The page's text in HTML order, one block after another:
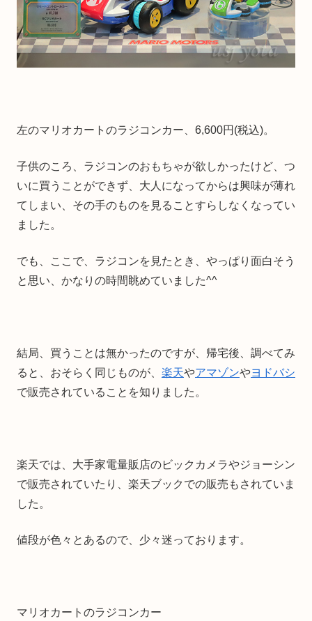
左のマリオカートのラジコンカー、6,600円(税込)。
子供のころ、ラジコンのおもちゃが欲しかったけど、つ
いに買うことができず、大人になってからは興味が薄れ
てしまい、その手のものを見ることすらしなくなってい
ました。
でも、ここで、ラジコンを見たとき、やっぱり面白そう
と思い、かなりの時間眺めていました^^
結局、買うことは無かったのですが、帰宅後、調べてみ
ると、おそらく同じものが、 楽天やアマゾンやヨドバシ
で販売されていることを知りました。
楽天では、大手家電量販店のビックカメラやジョーシン
で販売されていたり、楽天ブックでの販売もされていま
した。
値段が色々とあるので、少々迷っております。
マリオカートのラジコンカー